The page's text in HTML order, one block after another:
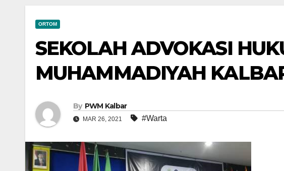
ORTOM
SEKOLAH ADVOKASI
MUHAMMADIYAH
By PWM Kalbar
MAR 26, 2021 #Warta